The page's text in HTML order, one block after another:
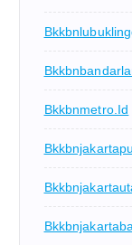
Bkkbnmetro.id